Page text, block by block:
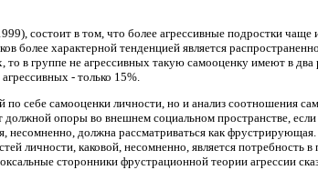
состоит в том, что более агрессивные подростки
характерной тенденцией является
в группе не агрессивных такую самооценку имеют в два
- только 15%.
себе самооценки личности, но и анализ соотношения
опоры во внешнем социальном пространстве,
должна рассматриваться как
личности, каковой, несомненно, является потребность
сторонники фрустрационной теории агрессии